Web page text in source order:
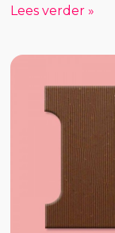
Lees verder »